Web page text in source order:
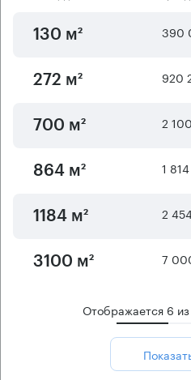
130 м² 390
272 м² 920
700 м² 2
864 м² 1
1184 м² 2
3100 м² 7
Отображается 6 из